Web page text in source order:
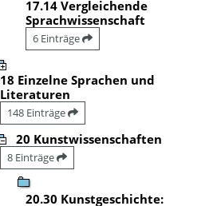
17.14 Vergleichende
Sprachwissenschaft
6 Einträge
18 Einzelne Sprachen und
Literaturen
148 Einträge
20 Kunstwissenschaften
8 Einträge
20.30 Kunstgeschichte: